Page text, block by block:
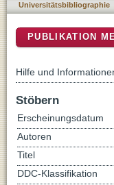
Universitätsbibliographie
PUBLIKATION
Hilfe und
Stöbern
Erscheinungsdatum
Autoren
Titel
DDC-Klassifikation